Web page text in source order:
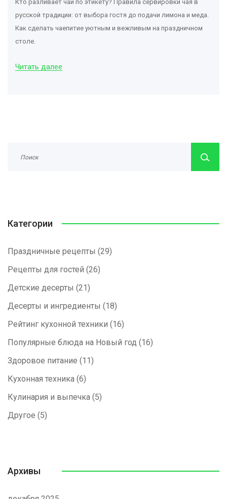
Кто разливает чай по этикету? Правила сервировки чая в
русской традиции: от выбора гостя до подачи лимона и меда.
Как сделать чаепитие уютным и вежливым на праздничном
столе.
Читать далее
Категории
Праздничные рецепты (29)
Рецепты для гостей (26)
Детские десерты (21)
Десерты и ингредиенты (18)
Рейтинг кухонной техники (16)
Популярные блюда на Новый год (16)
Здоровое питание (11)
Кухонная техника (6)
Кулинария и выпечка (5)
Другое (5)
Архивы